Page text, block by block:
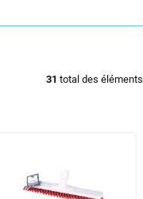
31 total des éléments